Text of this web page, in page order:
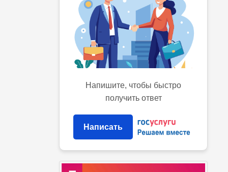
Напишите, чтобы быстро
получить ответ
Написать